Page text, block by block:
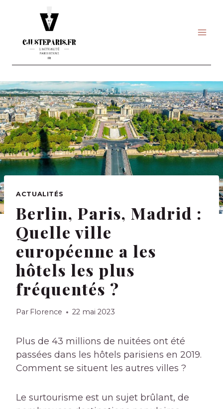
ACTUALITÉS
Berlin, Paris, Madrid :
Quelle ville
européenne a les
hôtels les plus
fréquentés ?
Par Florence 22 mai 2023
Plus de 43 millions de nuitées ont été
passées dans les hôtels parisiens en 2019.
Comment se situent les autres villes ?
Le surtourisme est un sujet brûlant, de